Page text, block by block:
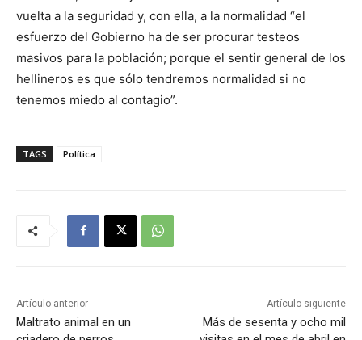
vuelta a la seguridad y, con ella, a la normalidad “el
esfuerzo del Gobierno ha de ser procurar testeos
masivos para la población; porque el sentir general de los
hellineros es que sólo tendremos normalidad si no
tenemos miedo al contagio”.
TAGS Política
Artículo anterior
Maltrato animal en un
Artículo siguiente
Más de sesenta y ocho mil